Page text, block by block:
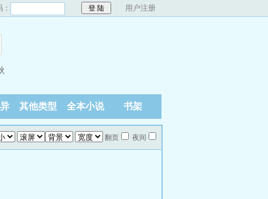
用户注册
其他类型 全本小说 书架
翻页 夜间